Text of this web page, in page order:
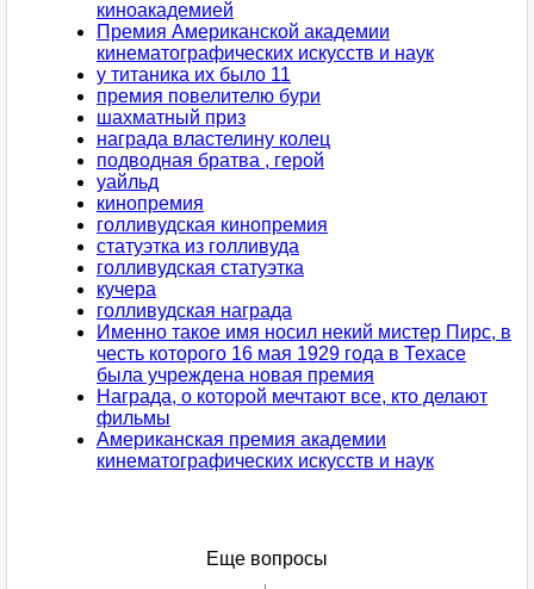
киноакадемией
Премия Американской академии
кинематографических искусств и наук
у титаника их было 11
премия повелителю бури
шахматный приз
награда властелину колец
подводная братва , герой
уайльд
кинопремия
голливудская кинопремия
статуэтка из голливуда
голливудская статуэтка
кучера
голливудская награда
Именно такое имя носил некий мистер Пирс, в
честь которого 16 мая 1929 года в Техасе
была учреждена новая премия
Награда, о которой мечтают все, кто делают
фильмы
Американская премия академии
кинематографических искусств и наук
Еще вопросы